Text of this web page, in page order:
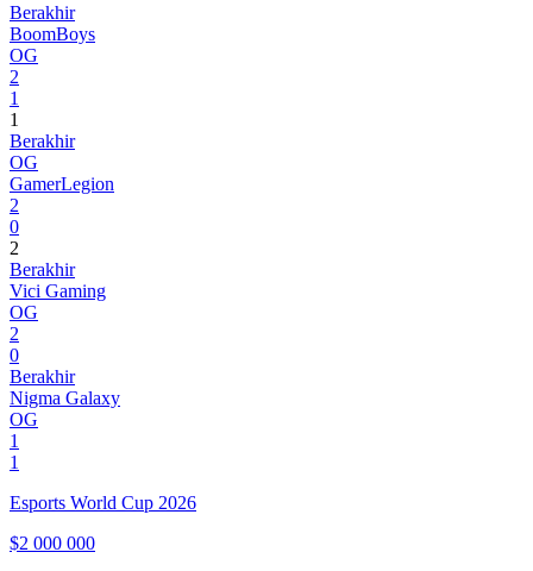
Berakhir
BoomBoys
OG
2
1
1
Berakhir
OG
GamerLegion
2
0
2
Berakhir
Vici Gaming
OG
2
0
Berakhir
Nigma Galaxy
OG
1
1
Esports World Cup 2026
$2 000 000